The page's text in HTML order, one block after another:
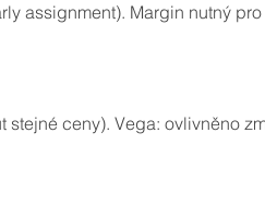
assignment). Margin nutný
ceny). Vega: ovlivněno